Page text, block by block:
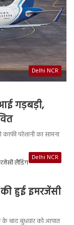
Delhi NCR
गड़बड़ी,
परेशानी का सामना
Delhi NCR
हुई इमरजेंसी
के बाद बुधवार को आपात